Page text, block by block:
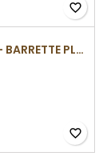
favorite_border
STYLO SLIMLINE OR - BARRETTE PLATE
favorite_border